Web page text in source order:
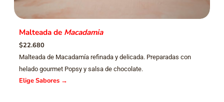
Malteada de Macadamia
$22.680
Malteada de Macadamía refinada y delicada. Preparadas con
helado gourmet Popsy y salsa de chocolate.
Elige Sabores →